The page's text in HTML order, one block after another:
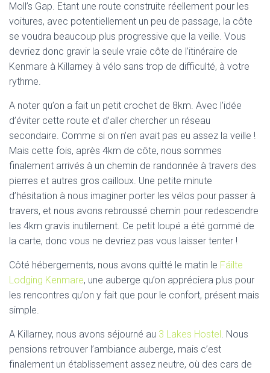
Moll’s Gap. Etant une route construite réellement pour les
voitures, avec potentiellement un peu de passage, la côte
se voudra beaucoup plus progressive que la veille. Vous
devriez donc gravir la seule vraie côte de l’itinéraire de
Kenmare à Killarney à vélo sans trop de difficulté, à votre
rythme.
A noter qu’on a fait un petit crochet de 8km. Avec l’idée
d’éviter cette route et d’aller chercher un réseau
secondaire. Comme si on n’en avait pas eu assez la veille !
Mais cette fois, après 4km de côte, nous sommes
finalement arrivés à un chemin de randonnée à travers des
pierres et autres gros cailloux. Une petite minute
d’hésitation à nous imaginer porter les vélos pour passer à
travers, et nous avons rebroussé chemin pour redescendre
les 4km gravis inutilement. Ce petit loupé a été gommé de
la carte, donc vous ne devriez pas vous laisser tenter !
Côté hébergements, nous avons quitté le matin le Fáilte
Lodging Kenmare, une auberge qu’on appréciera plus pour
les rencontres qu’on y fait que pour le confort, présent mais
simple.
A Killarney, nous avons séjourné au 3 Lakes Hostel. Nous
pensions retrouver l’ambiance auberge, mais c’est
finalement un établissement assez neutre, où des cars de